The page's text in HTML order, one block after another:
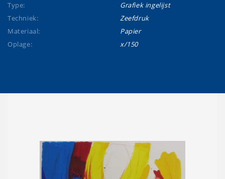
Type:
Grafiek ingelijst
Techniek:
Zeefdruk
Materiaal:
Papier
Oplage:
x/150